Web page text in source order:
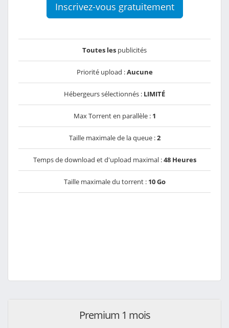
Inscrivez-vous gratuitement
Toutes les publicités
Priorité upload :Aucune
Hébergeurs sélectionnés : LIMITÉ
Max Torrent en parallèle : 1
Taille maximale de la queue :2
Temps de download et d'upload maximal :48 Heures
Taille maximale du torrent : 10 Go
Premium 1 mois